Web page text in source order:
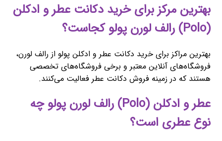
بهترین مرکز برای خرید دکانت عطر و ادکلن
(Polo) رالف لورن پولو کجاست؟
بهترین مراکز برای خرید دکانت عطر و ادکلن پولو از رالف لورن،
فروشگاه‌های آنلاین معتبر و برخی فروشگاه‌های تخصصی
هستند که در زمینه فروش دکانت عطر فعالیت می‌کنند.
عطر و ادکلن (Polo) رالف لورن پولو چه
نوع عطری است؟